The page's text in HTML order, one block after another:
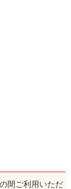
間ご利用いただ